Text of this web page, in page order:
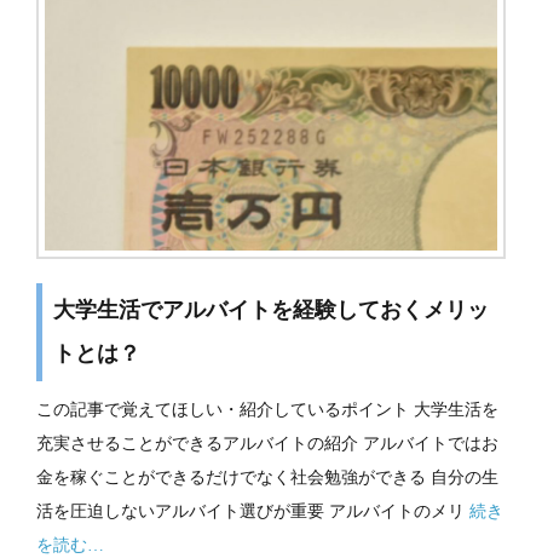
大学生活でアルバイトを経験しておくメリッ
トとは？
この記事で覚えてほしい・紹介しているポイント 大学生活を
充実させることができるアルバイトの紹介 アルバイトではお
金を稼ぐことができるだけでなく社会勉強ができる 自分の生
活を圧迫しないアルバイト選びが重要 アルバイトのメリ 続き
を読む…